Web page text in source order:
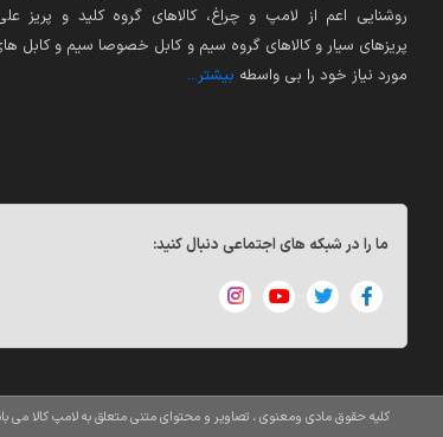
روشنایی اعم از لامپ و چراغ، کالاهای گروه کلید و پریز
پریزهای سیار و کالاهای گروه سیم و کابل خصوصا سیم و کابل
مورد نیاز خود را بی واسطه بیشتر...
ما را در شبکه های اجتماعی دنبال کنید:
کلیه حقوق مادی ومعنوی ، تصاویر و محتوای متنی متعلق به لامپ کالا می